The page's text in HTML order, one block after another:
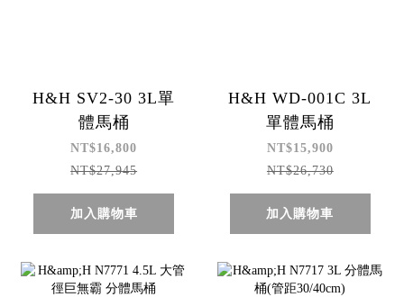
H&H SV2-30 3L單
體馬桶
NT$16,800
NT$27,945
加入購物車
H&H WD-001C 3L
單體馬桶
NT$15,900
NT$26,730
加入購物車